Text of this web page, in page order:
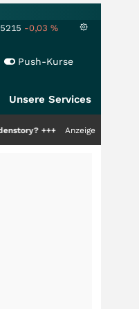
-0,03 %
Push-Kurse
Unsere Services
Anzeige